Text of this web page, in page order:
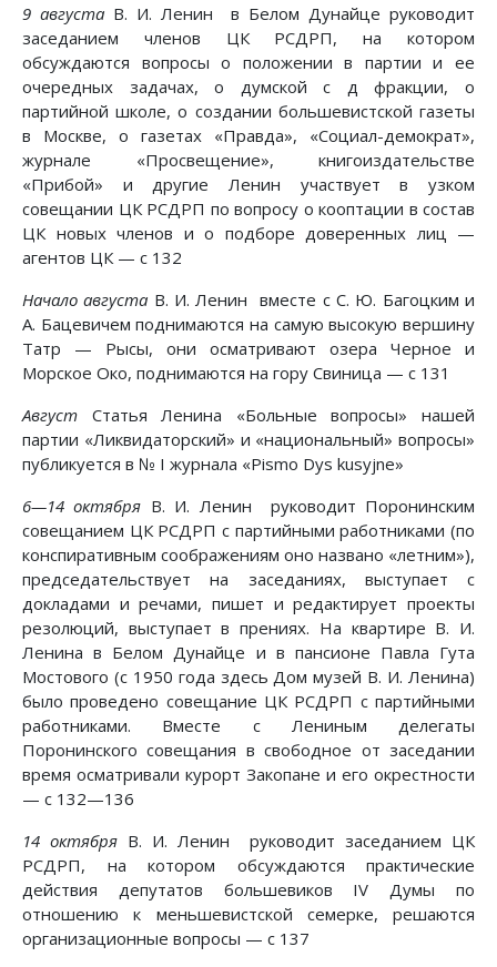
9 августа В. И. Ленин в Белом Дунайце руководит
заседанием членов ЦК РСДРП, на котором
обсуждаются вопросы о положении в партии и ее
очередных задачах, о думской с д фракции, о
партийной школе, о создании большевистской газеты
в Москве, о газетах «Правда», «Социал-демократ»,
журнале «Просвещение», книгоиздательстве
«Прибой» и другие Ленин участвует в узком
совещании ЦК РСДРП по вопросу о кооптации в состав
ЦК новых членов и о подборе доверенных лиц —
агентов ЦК — с 132
Начало августа В. И. Ленин вместе с С. Ю. Багоцким и
А. Бацевичем поднимаются на самую высокую вершину
Татр — Рысы, они осматривают озера Черное и
Морское Око, поднимаются на гору Свиница — с 131
Август Статья Ленина «Больные вопросы» нашей
партии «Ликвидаторский» и «национальный» вопросы»
публикуется в № I журнала «Pismo Dys kusyjne»
6—14 октября В. И. Ленин руководит Поронинским
совещанием ЦК РСДРП с партийными работниками (по
конспиративным соображениям оно названо «летним»),
председательствует на заседаниях, выступает с
докладами и речами, пишет и редактирует проекты
резолюций, выступает в прениях. На квартире В. И.
Ленина в Белом Дунайце и в пансионе Павла Гута
Мостового (с 1950 года здесь Дом музей В. И. Ленина)
было проведено совещание ЦК РСДРП с партийными
работниками. Вместе с Лениным делегаты
Поронинского совещания в свободное от заседании
время осматривали курорт Закопане и его окрестности
— с 132—136
14 октября В. И. Ленин руководит заседанием ЦК
РСДРП, на котором обсуждаются практические
действия депутатов большевиков IV Думы по
отношению к меньшевистской семерке, решаются
организационные вопросы — с 137